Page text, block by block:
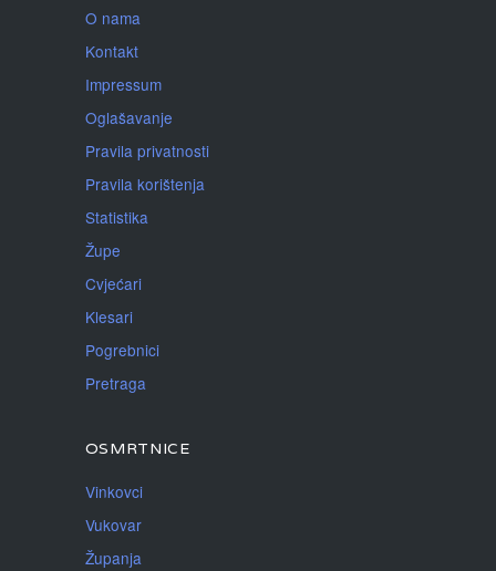
O nama
Kontakt
Impressum
Oglašavanje
Pravila privatnosti
Pravila korištenja
Statistika
Župe
Cvjećari
Klesari
Pogrebnici
Pretraga
OSMRTNICE
Vinkovci
Vukovar
Županja